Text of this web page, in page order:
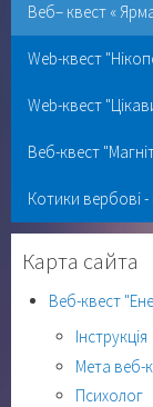
Веб– квест «
Web-квест
Web-квест
Веб-квест
Котики вербові -
Карта сайта
Веб-квест
Інструкція
Мета веб-
Психолог